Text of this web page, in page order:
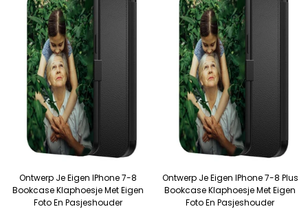
Ontwerp Je Eigen IPhone 7-8
Bookcase Klaphoesje Met Eigen
Foto En Pasjeshouder
Ontwerp Je Eigen IPhone 7-8 Plus
Bookcase Klaphoesje Met Eigen
Foto En Pasjeshouder